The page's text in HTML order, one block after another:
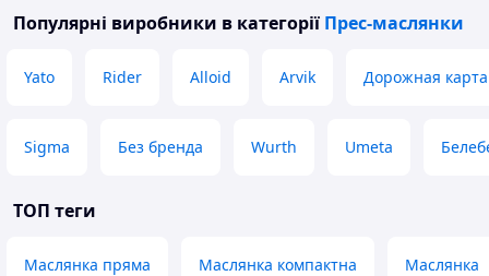
Популярні виробники в категорії Прес-маслянки
Yato Rider Alloid Arvik Дорожная карта
Sigma Без бренда Wurth Umeta
ТОП теги
Маслянка пряма Маслянка компактна Маслянка